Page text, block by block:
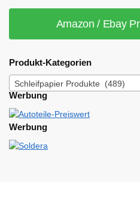
Amazon / Ebay
Produkt-Kategorien
Schleifpapier Produkte (489)
Werbung
Werbung